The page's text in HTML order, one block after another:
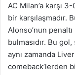
AC Milan’a karşı
bir karşılaşmadır.
Alonso’nun
bulmasıdır. Bu
aynı zamanda
comeback’lerden